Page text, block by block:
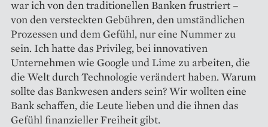
war ich von den traditionellen Banken frustriert –
von den versteckten Gebühren, den umständlichen
Prozessen und dem Gefühl, nur eine Nummer zu
sein. Ich hatte das Privileg, bei innovativen
Unternehmen wie Google und Lime zu arbeiten, die
die Welt durch Technologie verändert haben. Warum
sollte das Bankwesen anders sein? Wir wollten eine
Bank schaffen, die Leute lieben und die ihnen das
Gefühl finanzieller Freiheit gibt.